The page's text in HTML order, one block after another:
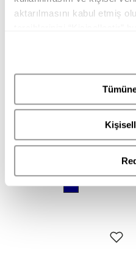
aktarılmasını kabul etmiş